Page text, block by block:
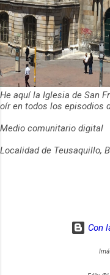
He aquí la Iglesia de San
oír en todos los episodios
Medio comunitario digital
Localidad de Teusaquillo,
Con